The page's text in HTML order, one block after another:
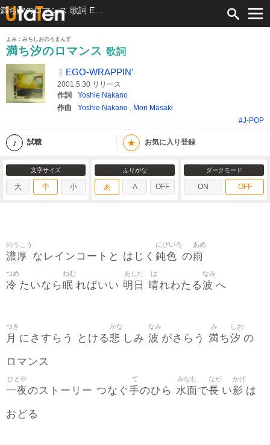
よみ：みちしおのろまんす
満ち汐のロマンス 歌詞
EGO-WRAPPIN'
2001.5.30 リリース
作詞
Yoshie Nakano
作曲
Yoshie Nakano , Mori Masaki
#J-POP
試聴 ★ お気に入り登録
文字サイズ
大 中 小
ふりがな
あ A OFF
ダークモード
ON OFF
濃厚
のうこう
なレインコートと はじく 鈍色
にびいろ
の雨
あめ
冷
つめ
たいなら眠
ねむ
ればいい 明日
あした
晴
は
れわたる波
なみ
へ
月
つき
にさすらう とける悲
かな
しみ 波
なみ
がさらう 満
み
ち汐
しお
の
ロマンス
一夜
ひとや
のストーリー つなぐ手
て
のひら 水面
みなも
で長
なが
い影
かげ
は
おどる